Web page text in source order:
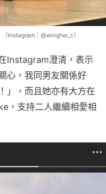
Instagram：@winghei_c）
Instagram澄清，表示
心，我同男友關係好
」，而且她亦有大方在
，支持二人繼續相愛相